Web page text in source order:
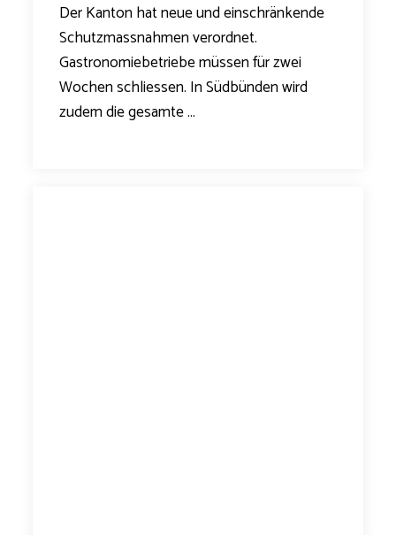
Der Kanton hat neue und einschränkende
Schutzmassnahmen verordnet.
Gastronomiebetriebe müssen für zwei
Wochen schliessen. In Südbünden wird
zudem die gesamte ...